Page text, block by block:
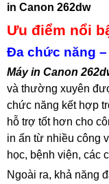
in Canon 262dw
Ưu điểm nổi
Đa chức năng
Máy in Canon
và thường xuyên
chức năng kết hợp
hỗ trợ tốt hơn cho
in ấn từ nhiều công
học, bệnh viện, các
Ngoài ra, khả năng